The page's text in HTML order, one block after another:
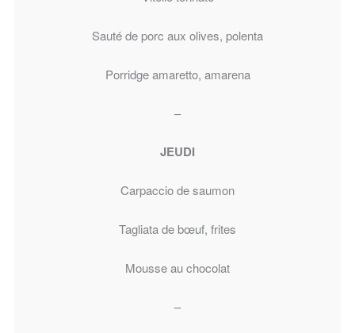
Sauté de porc aux olives, polenta
Porridge amaretto, amarena
–
JEUDI
Carpaccio de saumon
Tagliata de bœuf, frites
Mousse au chocolat
–